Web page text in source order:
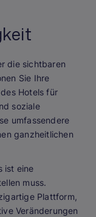
die sichtbaren
Sie Ihre
Hotels für
soziale
umfassendere
ganzheitlichen
ist eine
muss.
Plattform,
Veränderungen